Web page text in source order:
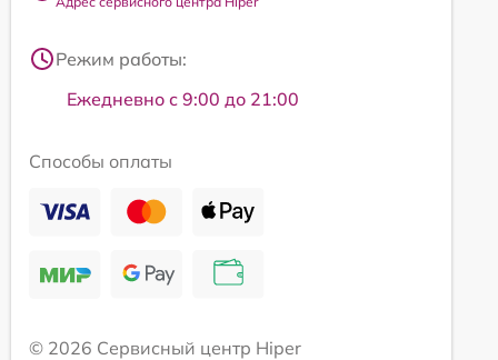
Режим работы:
Ежедневно с 9:00 до 21:00
Способы оплаты
© 2026 Сервисный центр Hiper